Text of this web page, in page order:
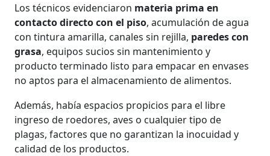
Los técnicos evidenciaron materia prima en
contacto directo con el piso, acumulación de agua
con tintura amarilla, canales sin rejilla, paredes con
grasa, equipos sucios sin mantenimiento y
producto terminado listo para empacar en envases
no aptos para el almacenamiento de alimentos.
Además, había espacios propicios para el libre
ingreso de roedores, aves o cualquier tipo de
plagas, factores que no garantizan la inocuidad y
calidad de los productos.